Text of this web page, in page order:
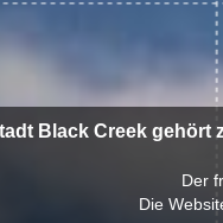
Black Creek gehört
Der
Die